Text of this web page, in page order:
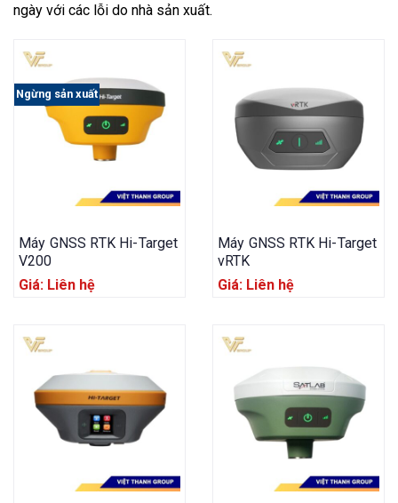
ngày với các lỗi do nhà sản xuất.
Ngừng sản xuất
Máy GNSS RTK Hi-Target
V200
Giá: Liên hệ
Máy GNSS RTK Hi-Target
vRTK
Giá: Liên hệ